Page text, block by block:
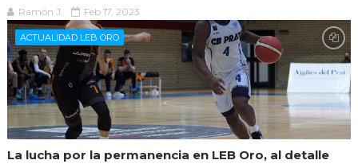
Ramón J. Feb 17, 2023
ACTUALIDAD LEB ORO
La lucha por la permanencia en LEB Oro, al detalle